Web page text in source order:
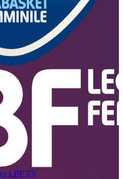
LBF TV